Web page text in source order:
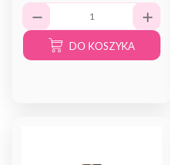
DO KOSZYKA